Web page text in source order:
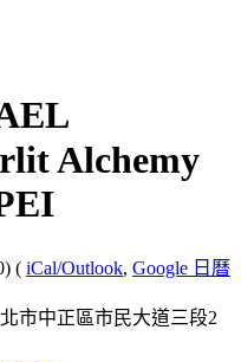
Alchemy
( iCal/Outlook, Google 日曆
市中正區市民大道三段2